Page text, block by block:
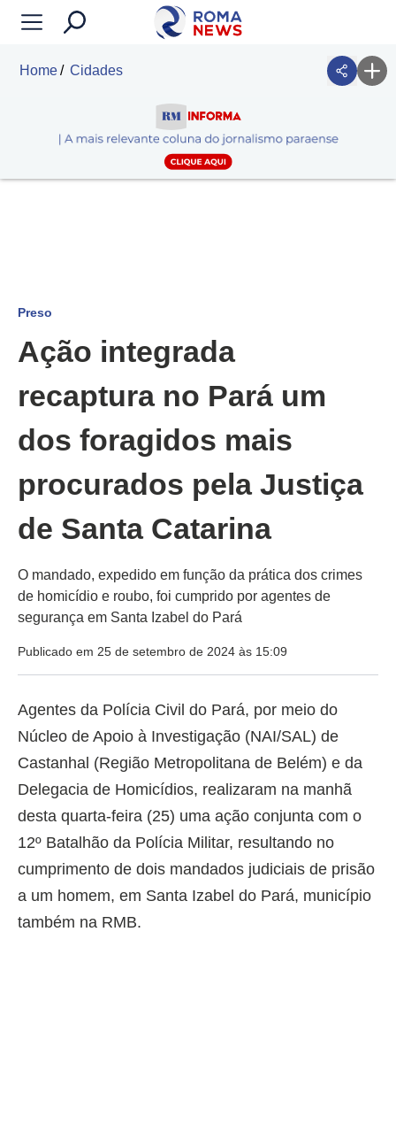
Home Cidades
Preso
Ação integrada
recaptura no Pará um
dos foragidos mais
procurados pela Justiça
de Santa Catarina
O mandado, expedido em função da prática dos crimes
de homicídio e roubo, foi cumprido por agentes de
segurança em Santa Izabel do Pará
Publicado em 25 de setembro de 2024 às 15:09
Agentes da Polícia Civil do Pará, por meio do
Núcleo de Apoio à Investigação (NAI/SAL) de
Castanhal (Região Metropolitana de Belém) e da
Delegacia de Homicídios, realizaram na manhã
desta quarta-feira (25) uma ação conjunta com o
12º Batalhão da Polícia Militar, resultando no
cumprimento de dois mandados judiciais de prisão
a um homem, em Santa Izabel do Pará, município
também na RMB.